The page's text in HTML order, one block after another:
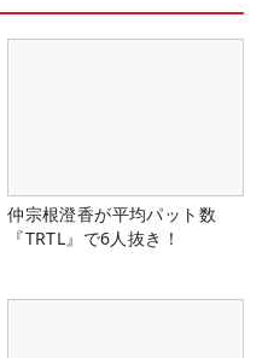
仲宗根澄香が平均パット数
『TRTL』で6人抜き！